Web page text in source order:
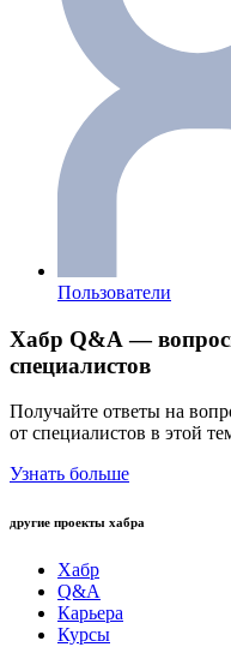
Пользователи
Хабр Q&A —
специалистов
Получайте ответы на
от специалистов в этой
Узнать больше
другие проекты хабра
Хабр
Q&A
Карьера
Курсы